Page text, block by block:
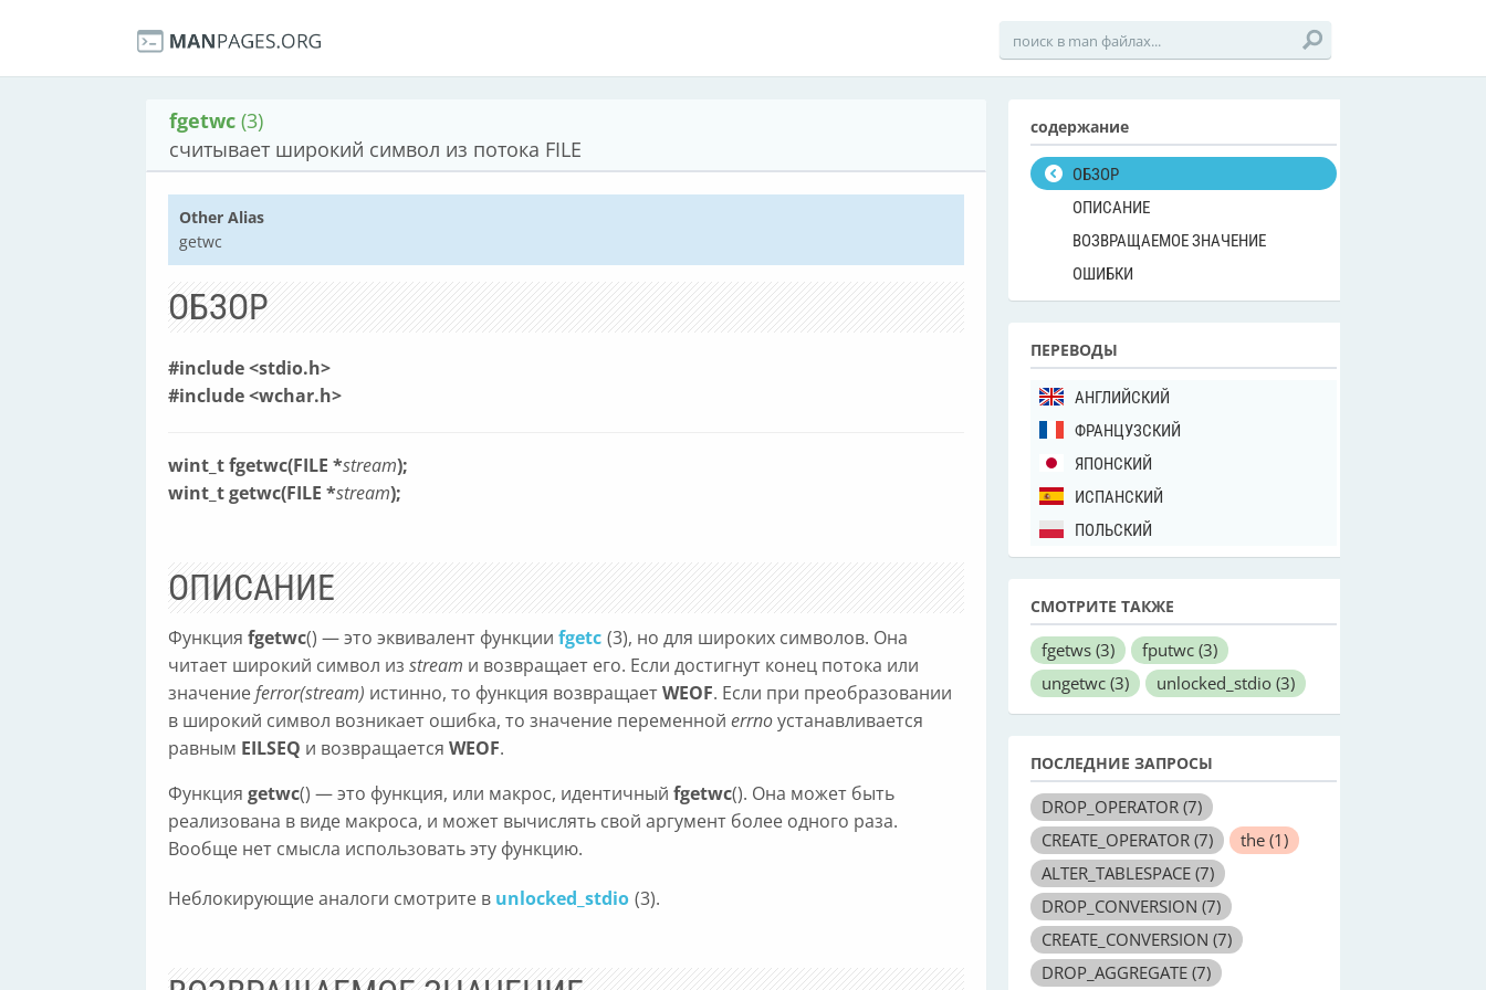
fgetwc (3)
считывает широкий символ из потока FILE
Other Alias
getwc
ОБЗОР
#include <stdio.h>
#include <wchar.h>
wint_t fgetwc(FILE *stream);
wint_t getwc(FILE *stream);
ОПИСАНИЕ
Функция fgetwc() — это эквивалент функции fgetc (3), но для широких символов. Она
читает широкий символ из stream и возвращает его. Если достигнут конец потока или
значениеferror(stream) истинно, то функция возвращаетWEOF. Если при преобразовании
в широкий символ возникает ошибка, то значение переменной errnoустанавливается
равным EILSEQ и возвращается WEOF.
Функция getwc() — это функция, или макрос, идентичный fgetwc(). Она может быть
реализована в виде макроса, и может вычислять свой аргумент более одного раза.
Вообще нет смысла использовать эту функцию.
Неблокирующие аналоги смотрите в unlocked_stdio (3).
содержание
ОБЗОР
ОПИСАНИЕ
ВОЗВРАЩАЕМОЕ ЗНАЧЕНИЕ
ОШИБКИ
ПЕРЕВОДЫ
АНГЛИЙСКИЙ
ФРАНЦУЗСКИЙ
ЯПОНСКИЙ
ИСПАНСКИЙ
ПОЛЬСКИЙ
СМОТРИТЕ ТАКЖЕ
fgetws (3) fputwc (3)
ungetwc (3) unlocked_stdio (3)
ПОСЛЕДНИЕ ЗАПРОСЫ
DROP_OPERATOR (7)
CREATE_OPERATOR (7) the (1)
ALTER_TABLESPACE (7)
DROP_CONVERSION (7)
CREATE_CONVERSION (7)
DROP_AGGREGATE (7)